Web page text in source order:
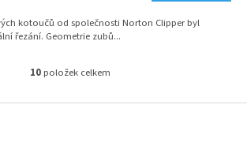
kotoučů od společnosti Norton Clipper byl
řezání. Geometrie zubů...
O
l
10 položek celkem